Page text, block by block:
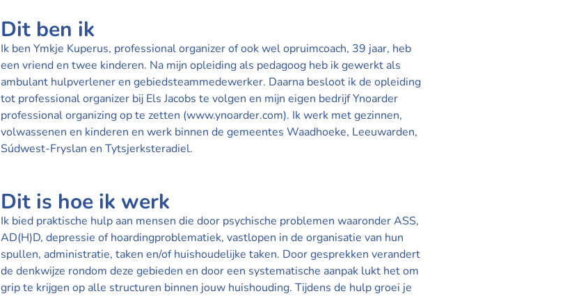
Dit ben ik
Ik ben Ymkje Kuperus, professional organizer of ook wel opruimcoach, 39 jaar, heb
een vriend en twee kinderen. Na mijn opleiding als pedagoog heb ik gewerkt als
ambulant hulpverlener en gebiedsteammedewerker. Daarna besloot ik de opleiding
tot professional organizer bij Els Jacobs te volgen en mijn eigen bedrijf Ynoarder
professional organizing op te zetten (www.ynoarder.com). Ik werk met gezinnen,
volwassenen en kinderen en werk binnen de gemeentes Waadhoeke, Leeuwarden,
Súdwest-Fryslan en Tytsjerksteradiel.
Dit is hoe ik werk
Ik bied praktische hulp aan mensen die door psychische problemen waaronder ASS,
AD(H)D, depressie of hoardingproblematiek, vastlopen in de organisatie van hun
spullen, administratie, taken en/of huishoudelijke taken. Door gesprekken verandert
de denkwijze rondom deze gebieden en door een systematische aanpak lukt het om
grip te krijgen op alle structuren binnen jouw huishouding. Tijdens de hulp groei je